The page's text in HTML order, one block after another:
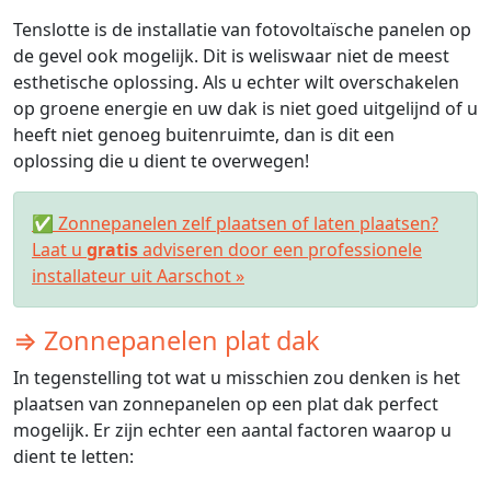
Tenslotte is de installatie van fotovoltaïsche panelen op
de gevel ook mogelijk. Dit is weliswaar niet de meest
esthetische oplossing. Als u echter wilt overschakelen
op groene energie en uw dak is niet goed uitgelijnd of u
heeft niet genoeg buitenruimte, dan is dit een
oplossing die u dient te overwegen!
✅ Zonnepanelen zelf plaatsen of laten plaatsen?
Laat u gratisadviseren door een professionele
installateur uit Aarschot »
⇒ Zonnepanelen plat dak
In tegenstelling tot wat u misschien zou denken is het
plaatsen van zonnepanelen op een plat dak perfect
mogelijk. Er zijn echter een aantal factoren waarop u
dient te letten: